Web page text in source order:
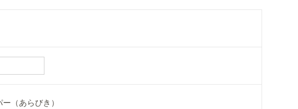
（あらびき）